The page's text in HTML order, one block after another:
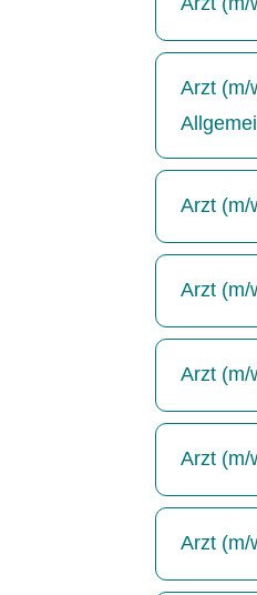
Arzt (m/
Arzt (m/
Arzt (m/
Arzt (m/
Arzt (m/
Arzt (m/